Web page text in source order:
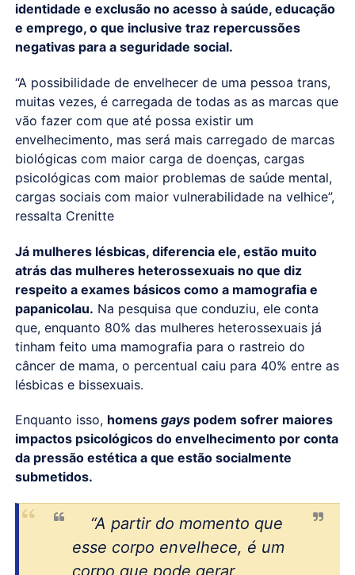
identidade e exclusão no acesso à saúde, educação
e emprego, o que inclusive traz repercussões
negativas para a seguridade social.
“A possibilidade de envelhecer de uma pessoa trans,
muitas vezes, é carregada de todas as as marcas que
vão fazer com que até possa existir um
envelhecimento, mas será mais carregado de marcas
biológicas com maior carga de doenças, cargas
psicológicas com maior problemas de saúde mental,
cargas sociais com maior vulnerabilidade na velhice”,
ressalta Crenitte
Já mulheres lésbicas, diferencia ele, estão muito
atrás das mulheres heterossexuais no que diz
respeito a exames básicos como a mamografia e
papanicolau. Na pesquisa que conduziu, ele conta
que, enquanto 80% das mulheres heterossexuais já
tinham feito uma mamografia para o rastreio do
câncer de mama, o percentual caiu para 40% entre as
lésbicas e bissexuais.
Enquanto isso, homens gayspodem sofrer maiores
impactos psicológicos do envelhecimento por conta
da pressão estética a que estão socialmente
submetidos.
“A partir do momento que
esse corpo envelhece, é um
corpo que pode gerar